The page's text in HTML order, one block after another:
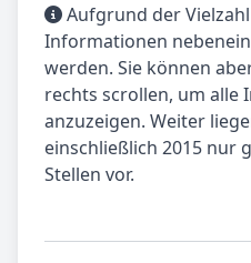
Aufgrund der
Informationen
werden. Sie können
rechts scrollen, um alle
anzuzeigen. Weiter
einschließlich 2015 nur
Stellen vor.